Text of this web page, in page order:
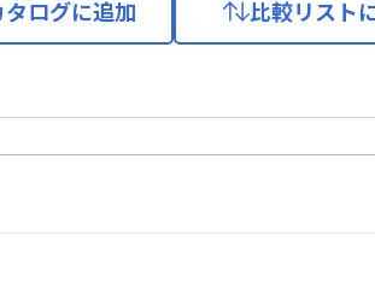
ログに追加 比較リスト